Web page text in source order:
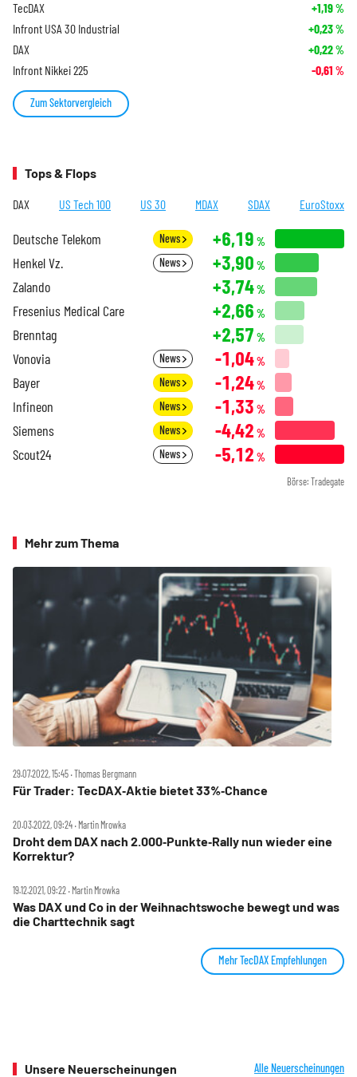
TecDAX +1,19%
Infront USA 30 Industrial +0,23%
DAX +0,22%
Infront Nikkei 225 -0,61 %
Zum Sektorvergleich
Tops & Flops
DAX US Tech 100 US 30 MDAX SDAX EuroStoxx
Deutsche Telekom News +6,19 %
Henkel Vz. News +3,90 %
Zalando +3,74%
Fresenius Medical Care +2,66 %
Brenntag +2,57 %
Vonovia News -1,04%
Bayer News -1,24%
Infineon News -1,33 %
Siemens News -4,42 %
Scout24 News -5,12 %
Börse: Tradegate
Mehr zum Thema
29.07.2022, 15:45 ‧ Thomas Bergmann
Für Trader: TecDAX‑Aktie bietet 33%‑Chance
20.03.2022, 09:24 ‧ Martin Mrowka
Droht dem DAX nach 2.000‑Punkte‑Rally nun wieder eine
Korrektur?
19.12.2021, 09:22 ‧ Martin Mrowka
Was DAX und Co in der Weihnachtswoche bewegt und was
die Charttechnik sagt
Mehr TecDAX Empfehlungen
Unsere Neuerscheinungen Alle Neuerscheinungen